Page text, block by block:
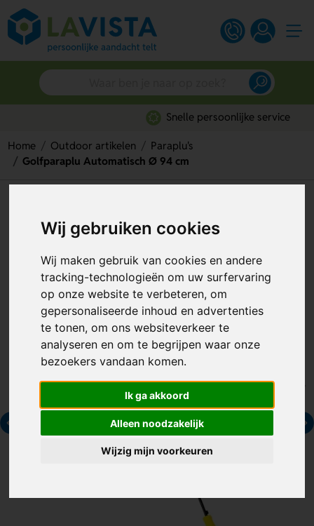
Wij gebruiken cookies
Wij maken gebruik van cookies en andere
tracking-technologieën om uw surfervaring
op onze website te verbeteren, om
gepersonaliseerde inhoud en advertenties
te tonen, om ons websiteverkeer te
analyseren en om te begrijpen waar onze
bezoekers vandaan komen.
Ik ga akkoord
Alleen noodzakelijk
Wijzig mijn voorkeuren
Snelle persoonlijke service
Home Outdoor artikelen
Paraplu's
Golfparaplu Automatisch Ø 94 cm
cm
Artikelnummer: 81977